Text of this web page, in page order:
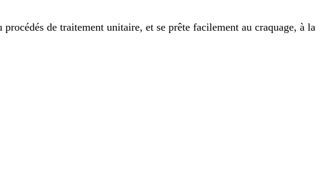
de traitement unitaire, et se prête facilement au craquage, à la